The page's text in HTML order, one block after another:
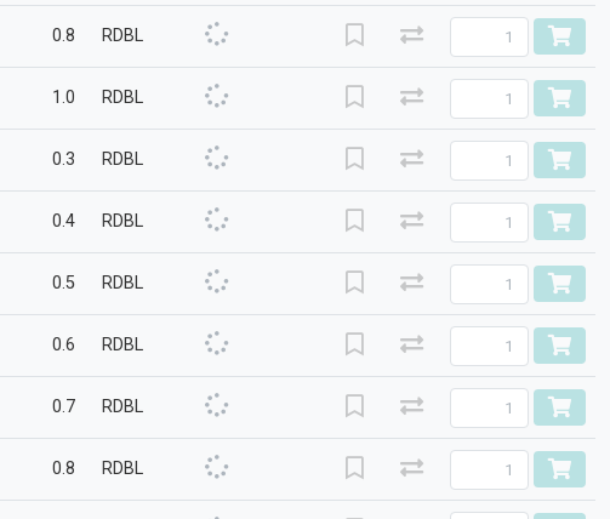
0.8 RDBL
1.0 RDBL
0.3 RDBL
0.4 RDBL
0.5 RDBL
0.6 RDBL
0.7 RDBL
0.8 RDBL